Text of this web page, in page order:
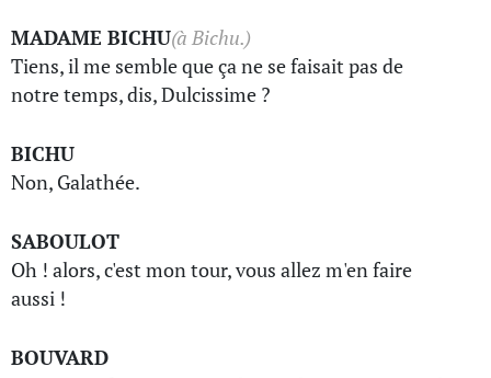
MADAME BICHU(à Bichu.)
Tiens, il me semble que ça ne se faisait pas de
notre temps, dis, Dulcissime ?
BICHU
Non, Galathée.
SABOULOT
Oh ! alors, c'est mon tour, vous allez m'en faire
aussi !
BOUVARD